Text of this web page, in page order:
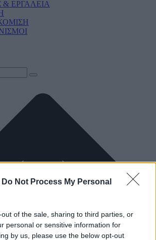
Do Not Process My Personal
of the sale, sharing to third parties, or
personal or sensitive information for
by us, please use the below opt-out
ΕΡΓΑΛΕΙΑ